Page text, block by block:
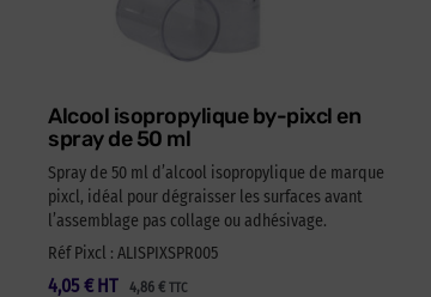
Alcool isopropylique by-pixcl en
spray de 50 ml
Spray de 50 ml d’alcool isopropylique de marque
pixcl, idéal pour dégraisser les surfaces avant
l’assemblage pas collage ou adhésivage.
Réf Pixcl : ALISPIXSPR005
4,05 € 4,86 € TTC
HT